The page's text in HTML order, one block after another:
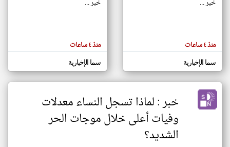
مصادر الأخبار من فلسطين
اخبار فلسطين على مدار الساعة
أهم اخبار فلسطين العاجلة والمباشرة
المقالات
هنا عن
وجهة
كاتبيها.
خبر ...
منذ ٤ ساعات
سما الإخبارية
خبر ...
منذ ٤ ساعات
سما الإخبارية
خبر : لماذا تسجل النساء معدلات
وفيات أعلى خلال موجات الحر
الشديد؟
klyoum.com